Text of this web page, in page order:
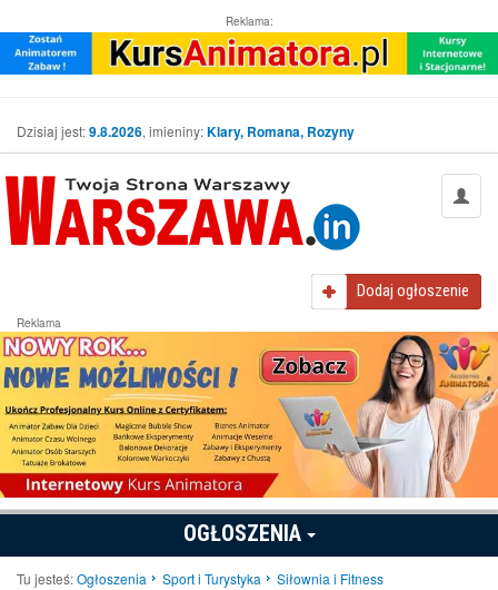
Reklama:
Dzisiaj jest:9.8.2026, imieniny:Klary, Romana, Rozyny
Dodaj ogłoszenie
Reklama
OGŁOSZENIA
Tu jesteś:Ogłoszenia Sport i Turystyka Siłownia i Fitness